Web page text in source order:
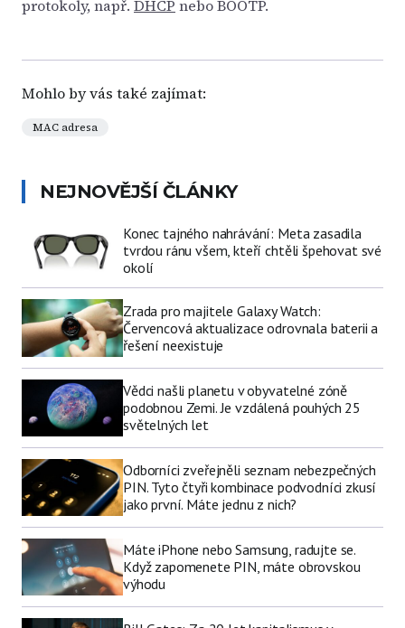
protokoly, např. DHCP nebo BOOTP.
Mohlo by vás také zajímat:
MAC adresa
NEJNOVĚJŠÍ ČLÁNKY
Konec tajného nahrávání: Meta zasadila
tvrdou ránu všem, kteří chtěli špehovat své
okolí
Zrada pro majitele Galaxy Watch:
Červencová aktualizace odrovnala baterii a
řešení neexistuje
Vědci našli planetu v obyvatelné zóně
podobnou Zemi. Je vzdálená pouhých 25
světelných let
Odborníci zveřejněli seznam nebezpečných
PIN. Tyto čtyři kombinace podvodníci zkusí
jako první. Máte jednu z nich?
Máte iPhone nebo Samsung, radujte se.
Když zapomenete PIN, máte obrovskou
výhodu